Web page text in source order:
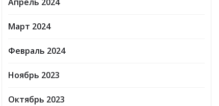
Март 2024
Февраль 2024
Ноябрь 2023
Октябрь 2023